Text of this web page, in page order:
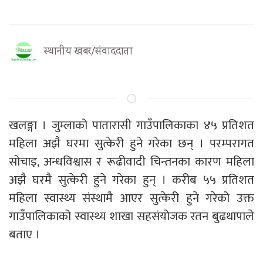
स्थानीय खबर/संवाददाता
खलङ्गा । जुम्लाको पातारासी गाउँपालिकाका ४५ प्रतिशत
महिला अझै घरमा सुत्केरी हुने गरेका छन् । परम्परागत
सोचाइ, अन्धविश्वास र रूढीवादी चिन्तनका कारण महिला
अझै घरमै सुत्केरी हुने गरेका हुन् । करीब ५५ प्रतिशत
महिला स्वास्थ्य संस्थामै आएर सुत्केरी हुने गरेको उक्त
गाउँपालिकाको स्वास्थ्य शाखा सहसंयोजक रतन बुढथापाले
बताए ।